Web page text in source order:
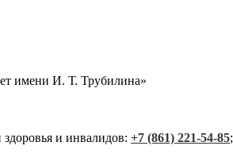
имени И. Т. Трубилина»
и инвалидов: +7 (861) 221-54-85;